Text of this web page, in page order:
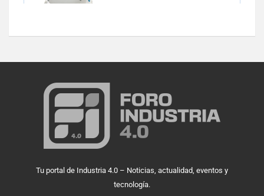
Tu portal de Industria 4.0 – Noticias, actualidad, eventos y
tecnología.